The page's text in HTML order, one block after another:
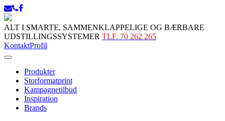
ALT I SMARTE, SAMMENKLAPPELIGE OG BÆRBARE
UDSTILLINGSSYSTEMER TLF. 70 262 265
KontaktProfil
Produkter
Storformatprint
Kampagnetilbud
Inspiration
Brands